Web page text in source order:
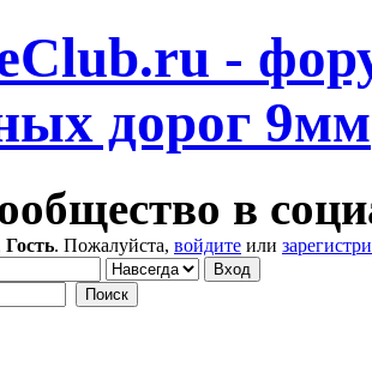
в
Гость. Пожалуйста, войдите или